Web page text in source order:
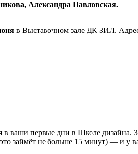
Александра Павловская.
в Выставочном зале ДК ЗИЛ.
ваши первые дни в Школе дизайна.
займёт не больше 15 минут) — и у